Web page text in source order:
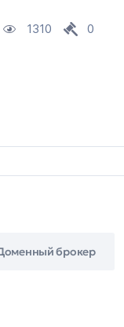
1310 0
брокер